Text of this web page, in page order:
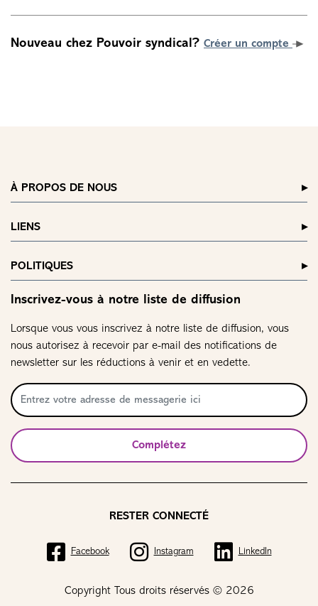
Nouveau chez Pouvoir syndical? Créer un compte
À PROPOS DE NOUS
LIENS
POLITIQUES
Inscrivez-vous à notre liste de diffusion
Lorsque vous vous inscrivez à notre liste de diffusion, vous
nous autorisez à recevoir par e-mail des notifications de
newsletter sur les réductions à venir et en vedette.
Complétez
Copyright Tous droits réservés © 2026
RESTER CONNECTÉ
Facebook Instagram LinkedIn